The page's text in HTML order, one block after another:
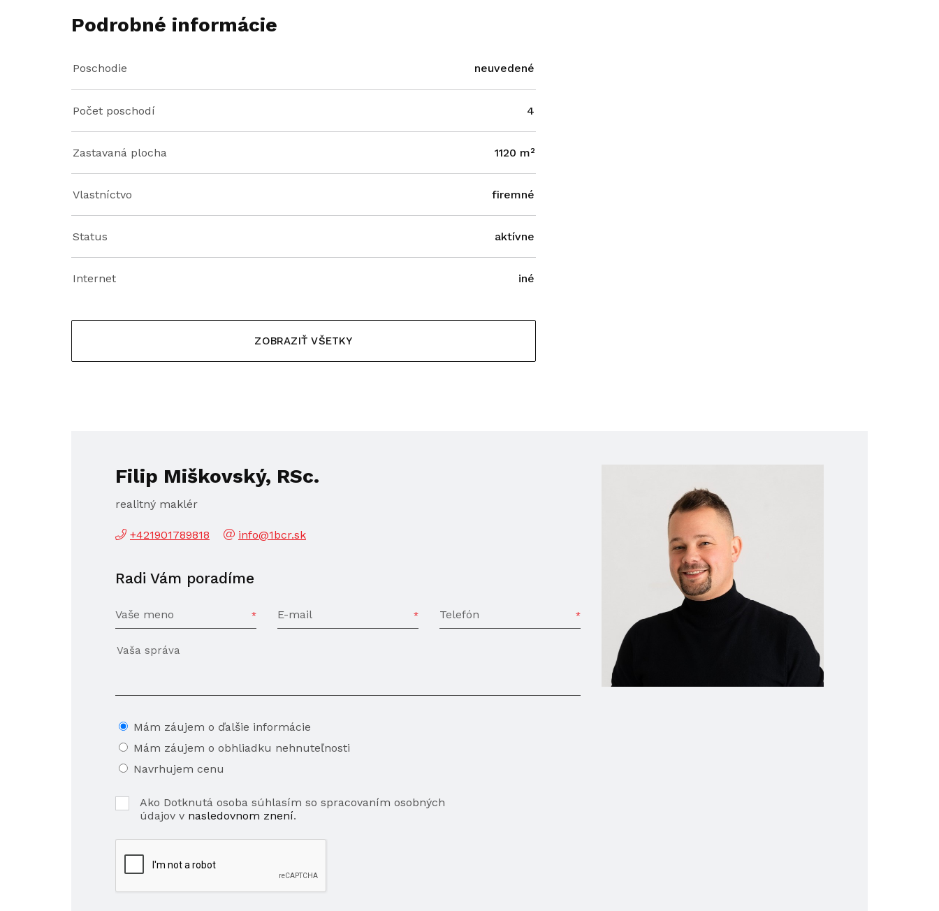
Podrobné informácie
Poschodie neuvedené
Počet poschodí 4
Zastavaná plocha 1120 m²
Vlastníctvo firemné
Status aktívne
Internet iné
ZOBRAZIŤ VŠETKY
Filip Miškovský, RSc.
realitný maklér
+421901789818 info@1bcr.sk
Radi Vám poradíme
Vaše meno E-mail Telefón
Mám záujem o ďalšie informácie
Mám záujem o obhliadku nehnuteľnosti
Navrhujem cenu
Ako Dotknutá osoba súhlasím so spracovaním osobných
údajov v nasledovnom znení.